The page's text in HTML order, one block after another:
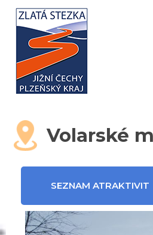
Volarské
SEZNAM ATRAKTIVIT